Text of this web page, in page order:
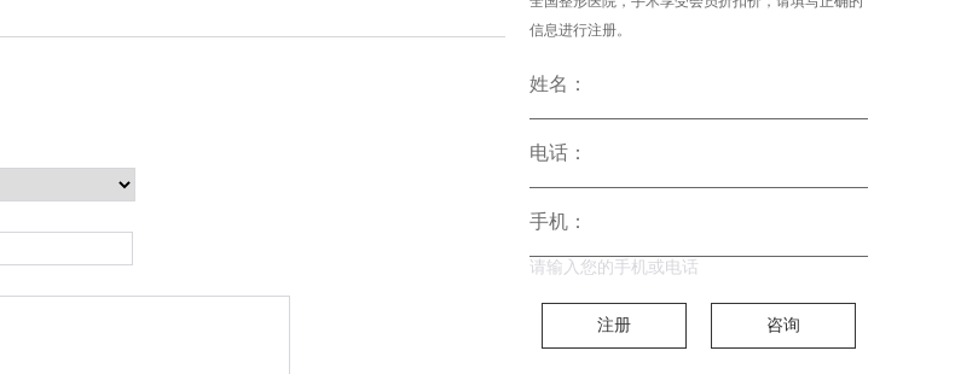
信息进行注册。
姓名：
电话：
手机：
请输入您的手机或电话
注册 咨询